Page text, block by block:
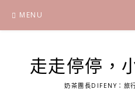
content
MENU
走走停停，
奶茶團長DIFENY：旅